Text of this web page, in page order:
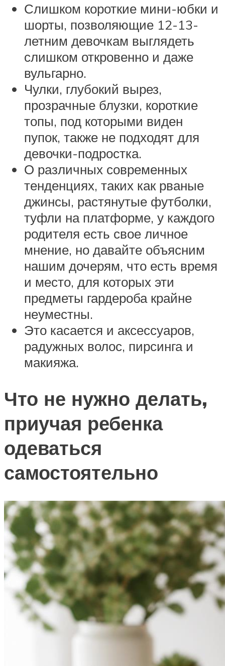
Слишком короткие мини-юбки и
шорты, позволяющие 12-13-
летним девочкам выглядеть
слишком откровенно и даже
вульгарно.
Чулки, глубокий вырез,
прозрачные блузки, короткие
топы, под которыми виден
пупок, также не подходят для
девочки-подростка.
О различных современных
тенденциях, таких как рваные
джинсы, растянутые футболки,
туфли на платформе, у каждого
родителя есть свое личное
мнение, но давайте объясним
нашим дочерям, что есть время
и место, для которых эти
предметы гардероба крайне
неуместны.
Это касается и аксессуаров,
радужных волос, пирсинга и
макияжа.
Что не нужно делать,
приучая ребенка
одеваться
самостоятельно